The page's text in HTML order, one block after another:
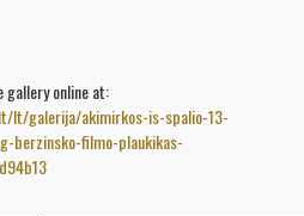
gallery online at:
lt/galerija/akimirkos-is-spalio-13-
berzinsko-filmo-plaukikas-